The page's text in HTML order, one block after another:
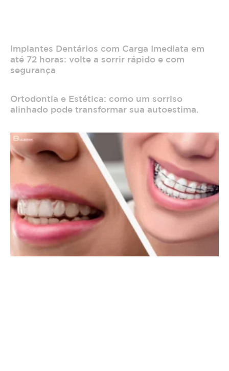
Implantes Dentários com Carga Imediata em
até 72 horas: volte a sorrir rápido e com
segurança
Ortodontia e Estética: como um sorriso
alinhado pode transformar sua autoestima.